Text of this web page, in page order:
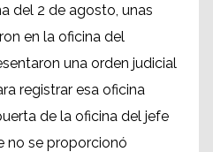
del 2 de agosto, unas
en la oficina del
una orden judicial
registrar esa oficina
de la oficina del jefe
no se proporcionó